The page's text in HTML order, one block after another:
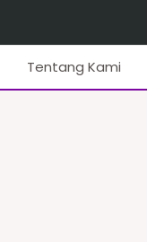
Tentang Kami